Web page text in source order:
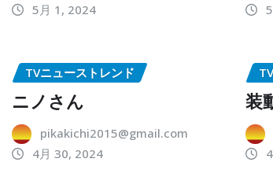
5月 1, 2024
TVニューストレンド
ニノさん
pikakichi2015@gmail.com
4月 30, 2024
装